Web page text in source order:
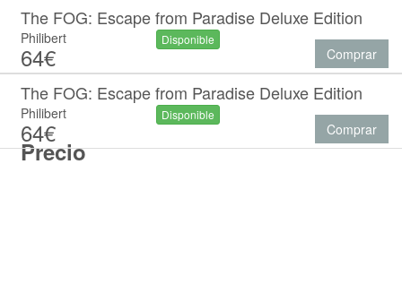
Precio
The FOG: Escape from Paradise Deluxe Edition
Philibert
64€
Disponible
Comprar
The FOG: Escape from Paradise Deluxe Edition
Philibert
64€
Disponible
Comprar